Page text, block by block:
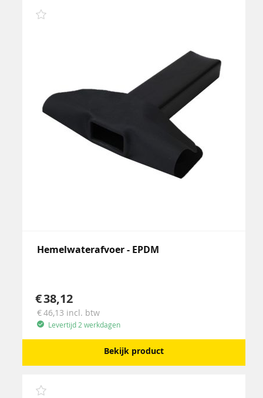
Hemelwaterafvoer - EPDM
38,12
46,13 incl. btw
Levertijd 2 werkdagen
Bekijk product